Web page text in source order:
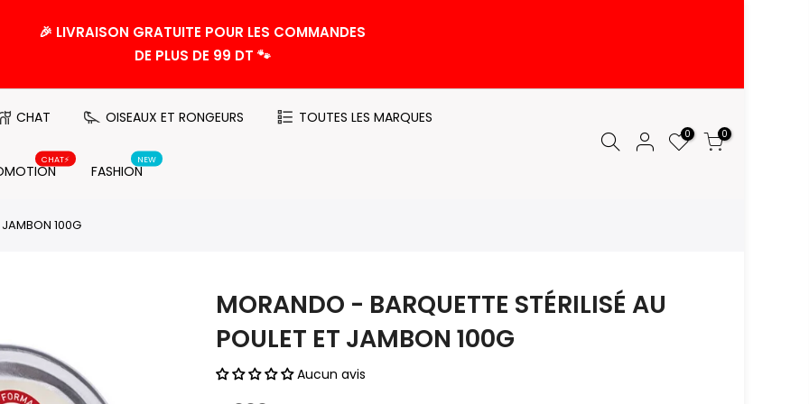
🎉 LIVRAISON GRATUITE POUR LES COMMANDES
DE PLUS DE 99 DT 🐾
CHAT OISEAUX ET RONGEURS TOUTES LES MARQUES
CHAT⚡️
FASHION
NEW
0 0
JAMBON 100G
MORANDO - BARQUETTE STÉRILISÉ AU
POULET ET JAMBON 100G
Aucun avis